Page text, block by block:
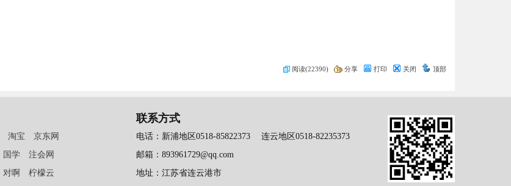
阅读(22390) 分享 打印 关闭 顶部
淘宝
京东网
国学
注会网
对啊 柠檬云
联系方式
电话：新浦地区0518-85822373 连云地区0518-82235373
邮箱：893961729@qq.com
地址：江苏省连云港市